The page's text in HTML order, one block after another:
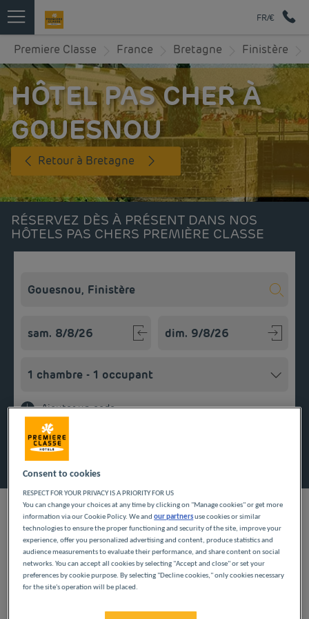
FR/€
Premiere Classe France Bretagne Finistère
HÔTEL PAS CHER À
GOUESNOU
Retour à Bretagne
RÉSERVEZ DÈS À PRÉSENT DANS NOS
HÔTELS PAS CHERS PREMIÈRE CLASSE
Ajouter un code
Vous cherchez un hébergement confortable à prix mini ? Grâce
à nos hôtels, ne faites plus de choix entre votre confort et
votre budget et profitez des nombreuses prestations offertes.
privée et vous bénéficierez d’un téléviseur à écran plat pour ne
Consent to cookies
RESPECT FOR YOUR PRIVACY IS A PRIORITY FOR US
You can change your choices at any time by clicking on "Manage cookies" or get more
information via our Cookie Policy. We andour partnersuse cookies or similar
technologies to ensure the proper functioning and security of the site, improve your
experience, offer you personalized advertising and content, produce statistics and
audience measurements to evaluate their performance, and share content on social
networks. You can accept all cookies by selecting "Accept and close" or set your
preferences by cookie purpose. By selecting "Decline cookies," only cookies necessary
for the site's operation will be placed.